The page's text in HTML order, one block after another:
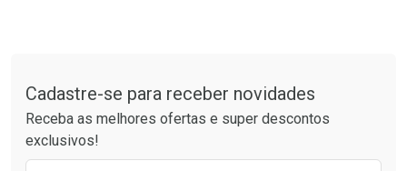
Cadastre-se para receber novidades
Receba as melhores ofertas e super descontos
exclusivos!